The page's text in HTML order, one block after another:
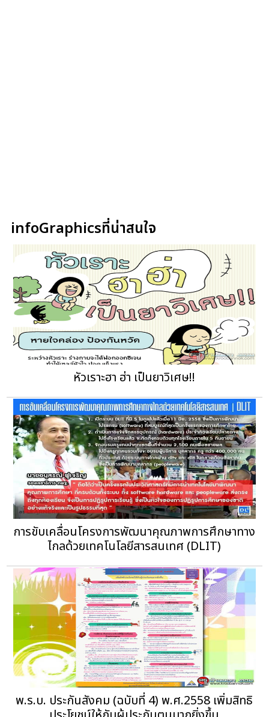
infoGraphicsที่น่าสนใจ
หัวเราะฮา ฮ่า เป็นยาวิเศษ!!
การขับเคลื่อนโครงการพัฒนาคุณภาพการศึกษาทาง
ไกลด้วยเทคโนโลยีสารสนเทศ (DLIT)
พ.ร.บ. ประกันสังคม (ฉบับที่ 4) พ.ศ.2558 เพิ่มสิทธิ